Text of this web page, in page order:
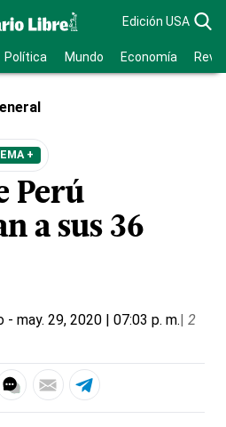
Edición USA
Política Mundo Economía
+
Perú
a sus 36
- may. 29, 2020 | 07:03 p. m.| 2